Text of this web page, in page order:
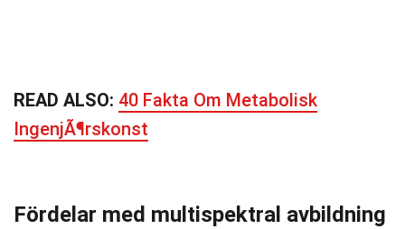
READ ALSO: 40 Fakta Om Metabolisk
IngenjÃ¶rskonst
Fördelar med multispektral avbildning